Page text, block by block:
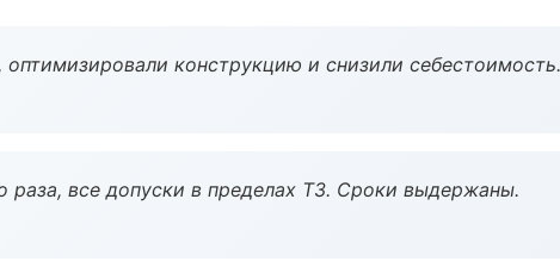
конструкцию и снизили себестоимость.
раза, все допуски в пределах ТЗ. Сроки выдержаны.